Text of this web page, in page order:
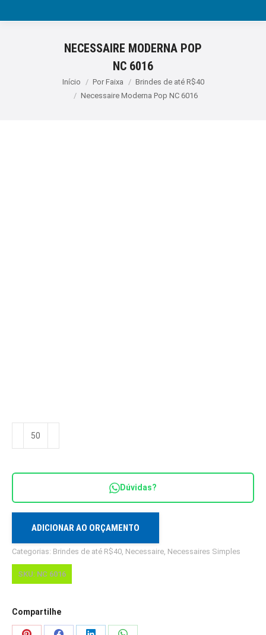
NECESSAIRE MODERNA POP
NC 6016
Você está aqui:
Início Por Faixa
Brindes de até R$40
Necessaire Moderna Pop NC 6016
Necessaire
Moderna
NC
quantidade
Dúvidas?
ADICIONAR AO ORÇAMENTO
Categorias: Brindes de até R$40, Necessaire, Necessaires Simples
SKU: NC 6016
Compartilhe